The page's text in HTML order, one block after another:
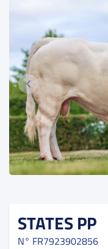
STATES PP
N° FR7923902856